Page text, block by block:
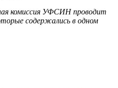
комиссия УФСИН проводит
содержались в одном